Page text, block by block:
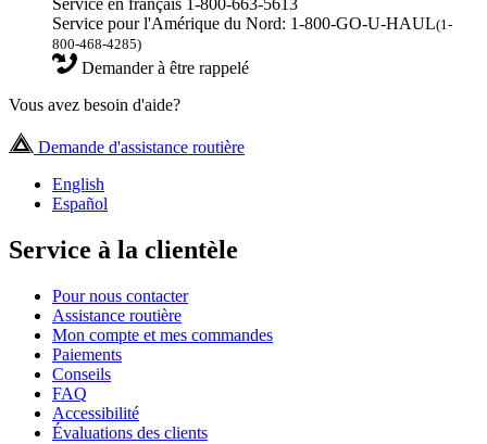
Service en français 1-800-663-5613
Service pour l'Amérique du Nord: 1-800-GO-U-HAUL(1-
800-468-4285)
Demander à être rappelé
Vous avez besoin d'aide?
Demande d'assistance routière
English
Español
Service à la clientèle
Pour nous contacter
Assistance routière
Mon compte et mes commandes
Paiements
Conseils
FAQ
Accessibilité
Évaluations des clients